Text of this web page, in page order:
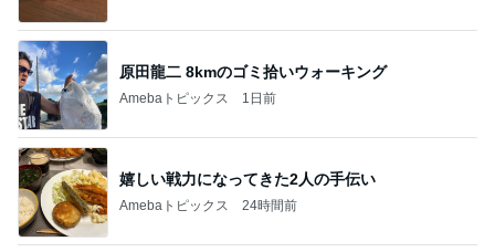
原田龍二 8kmのゴミ拾いウォーキング
Amebaトピックス 1日前
嬉しい戦力になってきた2人の手伝い
Amebaトピックス 24時間前